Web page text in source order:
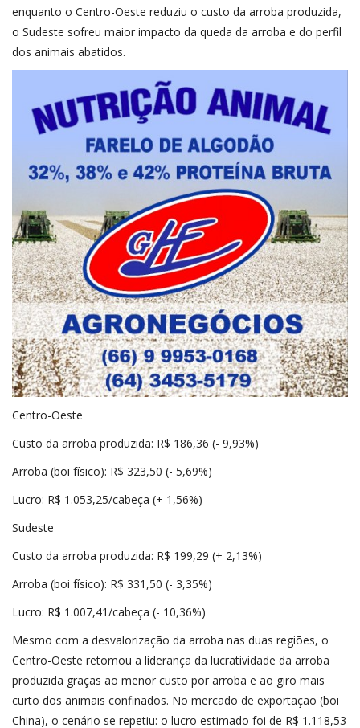
enquanto o Centro-Oeste reduziu o custo da arroba produzida,
o Sudeste sofreu maior impacto da queda da arroba e do perfil
dos animais abatidos.
Centro-Oeste
Custo da arroba produzida: R$ 186,36 (- 9,93%)
Arroba (boi físico): R$ 323,50 (- 5,69%)
Lucro: R$ 1.053,25/cabeça (+ 1,56%)
Sudeste
Custo da arroba produzida: R$ 199,29 (+ 2,13%)
Arroba (boi físico): R$ 331,50 (- 3,35%)
Lucro: R$ 1.007,41/cabeça (- 10,36%)
Mesmo com a desvalorização da arroba nas duas regiões, o
Centro-Oeste retomou a liderança da lucratividade da arroba
produzida graças ao menor custo por arroba e ao giro mais
curto dos animais confinados. No mercado de exportação (boi
China), o cenário se repetiu: o lucro estimado foi de R$ 1.118,53